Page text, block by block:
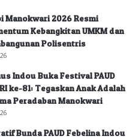
Manokwari 2026 Resmi
Kebangkitan UMKM dan
Polisentris
Indou Buka Festival PAUD
ke-81: Tegaskan Anak Adalah
Peradaban Manokwari
Bunda PAUD Febelina Indou